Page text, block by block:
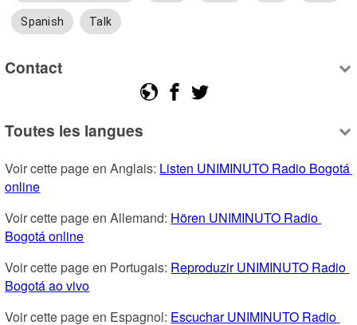
Spanish Talk
Contact
Toutes les langues
Voir cette page en Anglais: Listen UNIMINUTO Radio Bogotá
online
Voir cette page en Allemand: Hören UNIMINUTO Radio
Bogotá online
Voir cette page en Portugais: Reproduzir UNIMINUTO Radio
Bogotá ao vivo
Voir cette page en Espagnol: Escuchar UNIMINUTO Radio